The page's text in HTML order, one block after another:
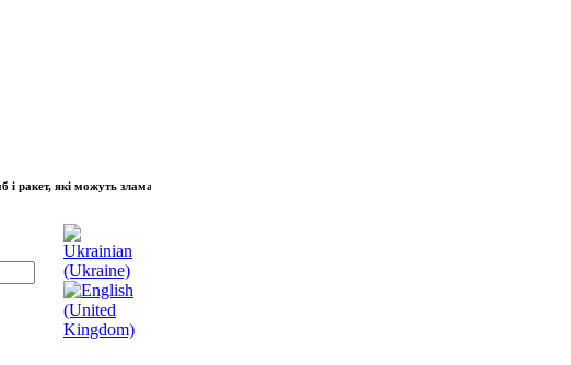
які можуть зламати волю народу, - Президент України Володимир Зеленський